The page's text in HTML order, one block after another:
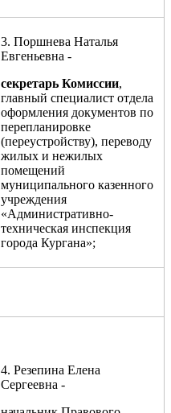
3. Поршнева Наталья
Евгеньевна -
секретарь Комиссии,
главный специалист отдела
оформления документов по
перепланировке
(переустройству), переводу
жилых и нежилых
помещений
муниципального казенного
учреждения
«Административно-
техническая инспекция
города Кургана»;
4. Резепина Елена
Сергеевна -